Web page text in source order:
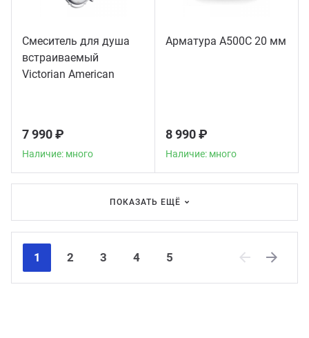
Смеситель для душа
встраиваемый
Victorian American
7 990 ₽
Наличие: много
Арматура А500С 20 мм
8 990 ₽
Наличие: много
ПОКАЗАТЬ ЕЩЁ
1 2 3 4
5